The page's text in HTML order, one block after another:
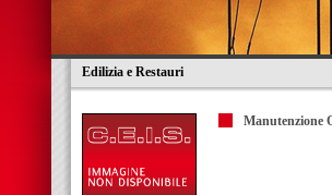
Edilizia e Restauri
Manutenzione